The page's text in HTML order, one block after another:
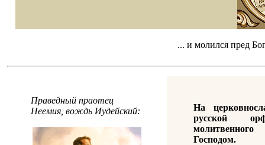
... и молился пред
Праведный праотец
Неемия, вождь Иудейский:
На
русской
Господом.